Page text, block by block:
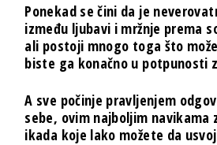
Ponekad se čini da je
između ljubavi i mržnje prema
ali postoji mnogo toga što
biste ga konačno u potpunosti
A sve počinje pravljenjem
sebe, ovim najboljim navikama
ikada koje lako možete da